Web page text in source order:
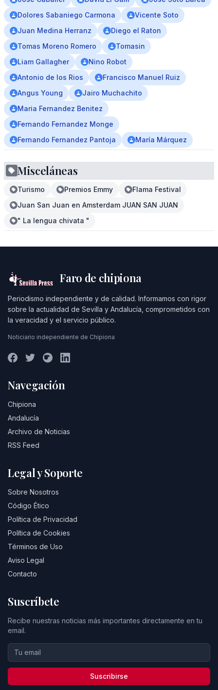
Dolores Sabaniego Carmona
Vicente Soto
Juan Medina Herranz
Diego el Raton
Tomas Moreno Romero
Tomasin
Liam Gallagher
Nino Robot
Antonio de los Rios
Francisco Manuel Ruiz
Angus Young
Jairo Muchachito
Maria Fernandez Benitez
Fernando Fernandez Monge
Fernando Fernandez Pantoja
María Márquez
Misceláneas
Turismo Premios Emmy
Flama Festival
Juan San Juan en Amsterdam JUAN SAN JUAN
" La lengua chivata "
Faro de chipiona
Periodismo independiente y de calidad. Informamos con rigor
sobre la actualidad de Sevilla y Andalucía, comprometidos con
la veracidad y el servicio público.
Noticiario independiente de Chipiona
Navegación
Chipiona
Andalucía
Archivo de Noticias
RSS Feed
Legal y Soporte
Sobre Nosotros
Código Ético
Política de Privacidad
Política de Cookies
Términos de Uso
Aviso Legal
Contacto
Suscríbete
Recibe nuestras noticias más importantes directamente en tu
email.
Suscribirse